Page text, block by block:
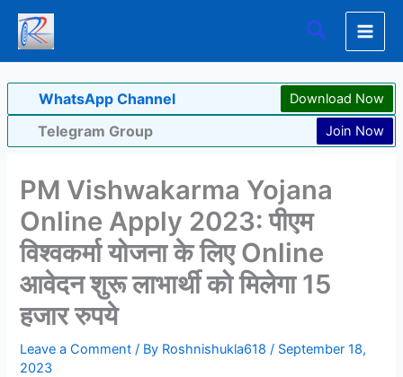
Skip
content
Search
WhatsApp Channel Download Now
Telegram Group Join Now
PM Vishwakarma Yojana
Online Apply 2023: पीएम
विश्वकर्मा योजना के लिए Online
आवेदन शुरू लाभार्थी को मिलेगा 15
हजार रुपये
Leave a Comment / By Roshnishukla618/ September 18,
2023